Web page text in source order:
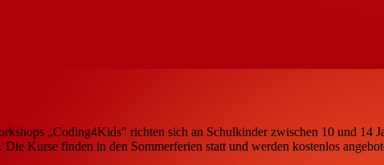
„Coding4Kids" richten sich an Schulkinder zwischen 10 und 14
Kurse finden in den Sommerferien statt und werden kostenlos